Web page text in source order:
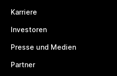
Karriere
Investoren
Presse und Medien
Partner